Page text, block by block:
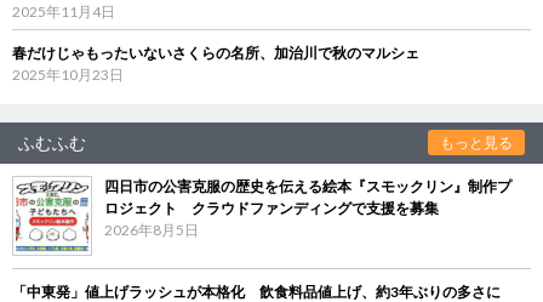
2025年11月4日
春だけじゃもったいないさくらの名所、加治川で秋のマルシェ
2025年10月23日
ふむふむ もっと見る
四日市の公害克服の歴史を伝える絵本『スモックリン』制作プ
ロジェクト クラウドファンディングで支援を募集
2026年8月5日
「中東発」値上げラッシュが本格化 飲食料品値上げ、約3年ぶりの多さに